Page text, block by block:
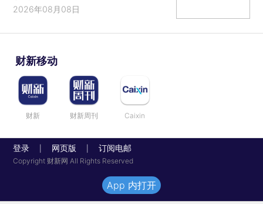
2026年08月08日
财新移动
财新 财新周刊 Caixin
登录 网页版 订阅电邮
Copyright 财新网 All Rights Reserved
App 内打开